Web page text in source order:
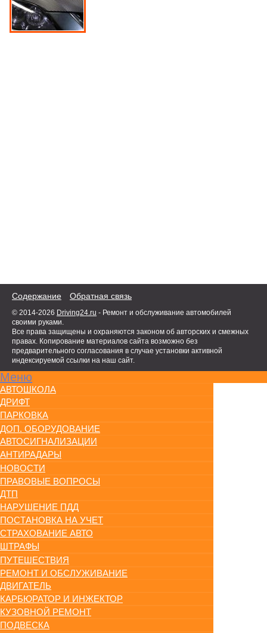
Содержание Обратная связь
© 2014-2026 Driving24.ru - Ремонт и обслуживание автомобилей
своими руками.
Все права защищены и охраняются законом об авторских и смежных
правах. Копирование материалов сайта возможно без
предварительного согласования в случае установки активной
индексируемой ссылки на наш сайт.
Меню
АВТОШКОЛА
ДРИФТ
ПАРКОВКА
ДОП. ОБОРУДОВАНИЕ
АВТОСИГНАЛИЗАЦИИ
АНТИРАДАРЫ
НОВОСТИ
ПРАВОВЫЕ ВОПРОСЫ
ДТП
НАРУШЕНИЕ ПДД
ПОСТАНОВКА НА УЧЕТ
СТРАХОВАНИЕ АВТО
ШТРАФЫ
ПУТЕШЕСТВИЯ
РЕМОНТ И ОБСЛУЖИВАНИЕ
ДВИГАТЕЛЬ
КАРБЮРАТОР И ИНЖЕКТОР
КУЗОВНОЙ РЕМОНТ
ПОДВЕСКА